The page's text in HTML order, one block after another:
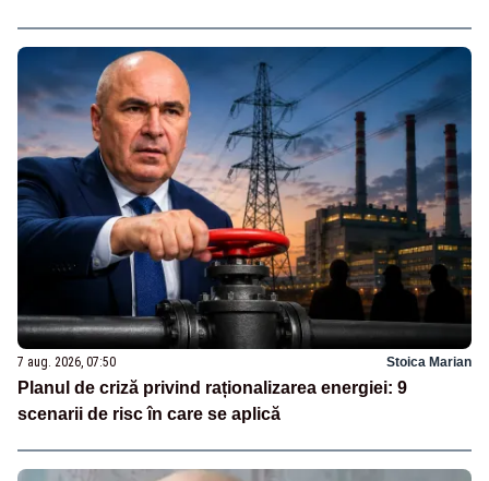
7 aug. 2026, 07:50 Stoica Marian
Planul de criză privind raționalizarea energiei: 9
scenarii de risc în care se aplică